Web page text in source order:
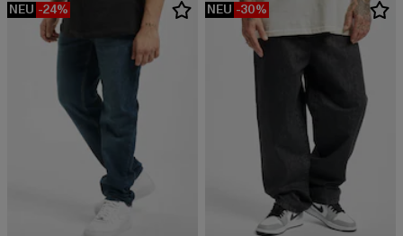
NEU -24% NEU -30%